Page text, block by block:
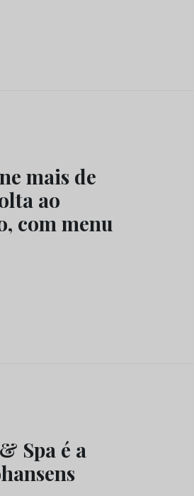
mais de
ao
com menu
Spa é a